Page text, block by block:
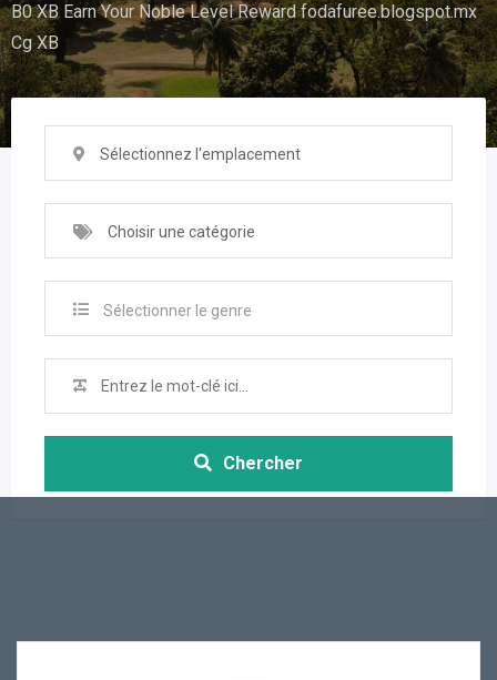
B0 XB Earn Your Noble Level Reward fodafuree.blogspot.mx
Cg XB
Sélectionnez l'emplacement
Choisir une catégorie
Sélectionner le genre
Chercher